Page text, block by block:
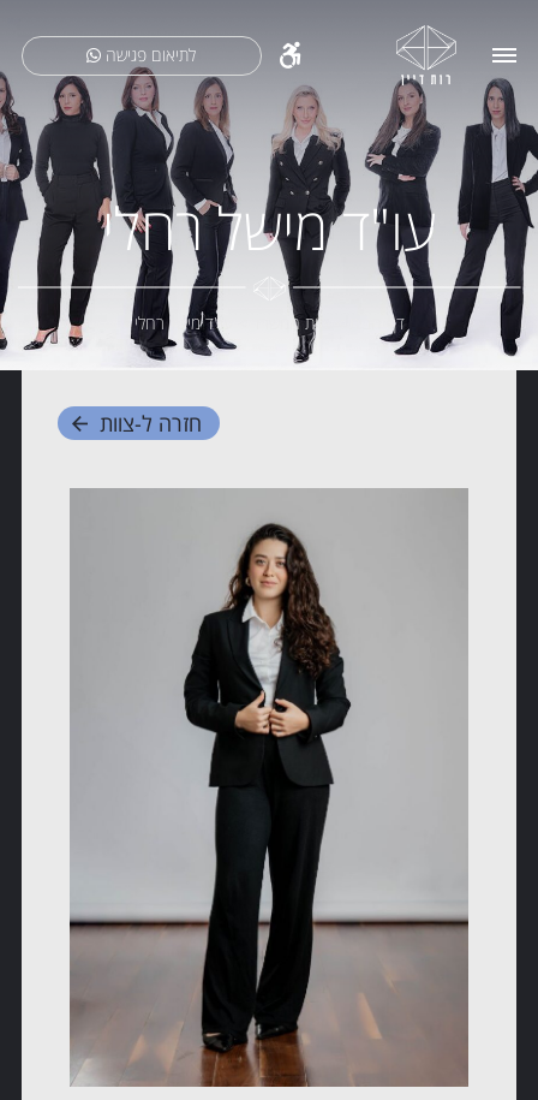
לתיאום פגישה
עו"ד מישל רחלי
דף הבית צוות המשרד עו"ד מישל רחלי
חזרה ל-צוות